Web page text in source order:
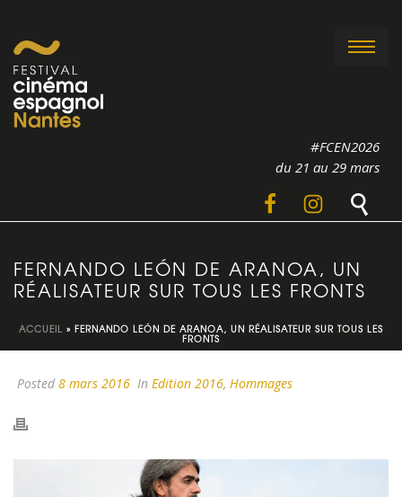
#FCEN2026
du 21 au 29 mars
FERNANDO LEÓN DE ARANOA, UN
RÉALISATEUR SUR TOUS LES FRONTS
ACCUEIL » FERNANDO LEÓN DE ARANOA, UN RÉALISATEUR SUR TOUS LES
FRONTS
Posted 8 mars 2016 In Edition 2016, Hommages